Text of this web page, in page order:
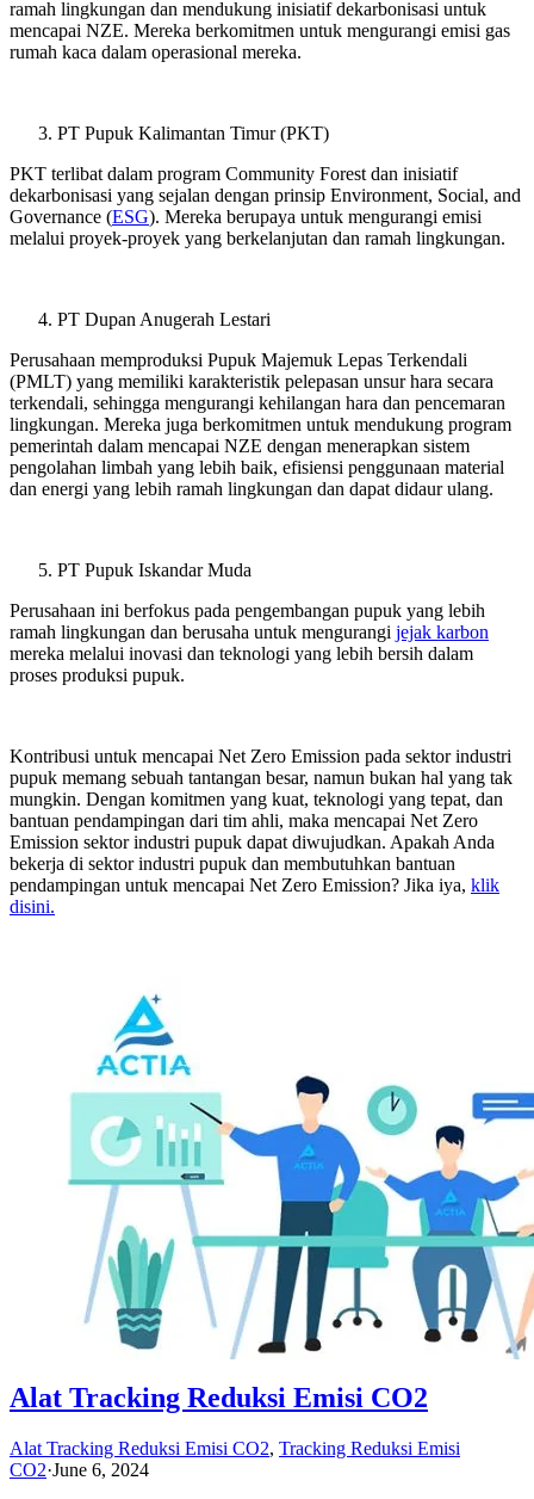
ramah lingkungan dan mendukung inisiatif dekarbonisasi untuk
mencapai NZE. Mereka berkomitmen untuk mengurangi emisi gas
rumah kaca dalam operasional mereka.
PT Pupuk Kalimantan Timur (PKT)
PKT terlibat dalam program Community Forest dan inisiatif
dekarbonisasi yang sejalan dengan prinsip Environment, Social, and
Governance (ESG). Mereka berupaya untuk mengurangi emisi
melalui proyek-proyek yang berkelanjutan dan ramah lingkungan.
PT Dupan Anugerah Lestari
Perusahaan memproduksi Pupuk Majemuk Lepas Terkendali
(PMLT) yang memiliki karakteristik pelepasan unsur hara secara
terkendali, sehingga mengurangi kehilangan hara dan pencemaran
lingkungan. Mereka juga berkomitmen untuk mendukung program
pemerintah dalam mencapai NZE dengan menerapkan sistem
pengolahan limbah yang lebih baik, efisiensi penggunaan material
dan energi yang lebih ramah lingkungan dan dapat didaur ulang.
PT Pupuk Iskandar Muda
Perusahaan ini berfokus pada pengembangan pupuk yang lebih
ramah lingkungan dan berusaha untuk mengurangi jejak karbon
mereka melalui inovasi dan teknologi yang lebih bersih dalam
proses produksi pupuk.
Kontribusi untuk mencapai Net Zero Emission pada sektor industri
pupuk memang sebuah tantangan besar, namun bukan hal yang tak
mungkin. Dengan komitmen yang kuat, teknologi yang tepat, dan
bantuan pendampingan dari tim ahli, maka mencapai Net Zero
Emission sektor industri pupuk dapat diwujudkan. Apakah Anda
bekerja di sektor industri pupuk dan membutuhkan bantuan
pendampingan untuk mencapai Net Zero Emission? Jika iya, klik
disini.
Alat Tracking Reduksi Emisi CO2
Alat Tracking Reduksi Emisi CO2, Tracking Reduksi Emisi
CO2·June 6, 2024